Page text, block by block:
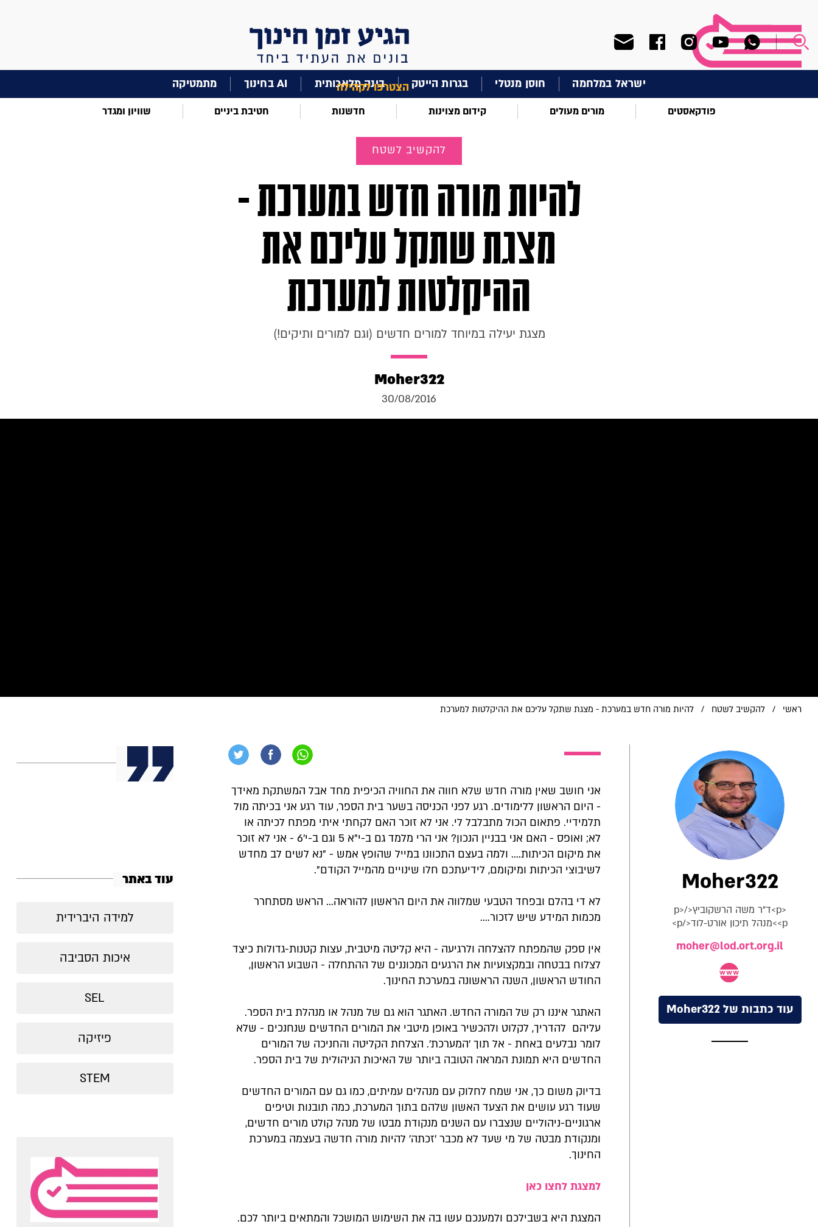
הצטרפו לקהילה ישראל במלחמה חוסן מנטלי בגרות הייטק בינה מלאכותית AI בחינוך מתמטיקה
פודקאסטים מורים מעולים קידום מצוינות חדשנות חטיבת ביניים שוויון ומגדר
להקשיב לשטח
להיות מורה חדש במערכת -
מצגת שתקל עליכם את
ההיקלטות למערכת
מצגת יעילה במיוחד למורים חדשים (וגם למורים ותיקים!)
Moher322
30/08/2016
ראשי / להקשיב לשטח / להיות מורה חדש במערכת - מצגת שתקל עליכם את ההיקלטות למערכת
אני חושב שאין מורה חדש שלא חווה את החוויה הכיפית מחד אבל המשתקת מאידך
- היום הראשון ללימודים. רגע לפני הכניסה בשער בית הספר, עוד רגע אני בכיתה מול
תלמידיי. פתאום הכול מתבלבל לי. אני לא זוכר האם לקחתי איתי מפתח לכיתה או
לא; ואופס - האם אני בבניין הנכון? אני הרי מלמד גם ב-י"א 5 וגם ב-י'6 - אני לא זוכר
את מיקום הכיתות.... ולמה בעצם התכוונו במייל שהופץ אמש - "נא לשים לב מחדש
לשיבוצי הכיתות ומיקומם, לידיעתכם חלו שינויים מהמייל הקודם".
לא די בהלם ובפחד הטבעי שמלווה את היום הראשון להוראה... הראש מסתחרר
מכמות המידע שיש לזכור....
אין ספק שהמפתח להצלחה ולרגיעה - היא קליטה מיטבית, עצות קטנות-גדולות כיצד
לצלוח בבטחה ובמקצועיות את הרגעים המכוננים של ההתחלה - השבוע הראשון,
החודש הראשון, השנה הראשונה במערכת החינוך.
האתגר איננו רק של המורה החדש. האתגר הוא גם של מנהל או מנהלת בית הספר.
עליהם להדריך, לקלוט ולהכשיר באופן מיטבי את המורים החדשים שנחנכים - שלא
לומר נבלעים באחת - אל תוך 'המערכת'. הצלחת הקליטה והחניכה של המורים
החדשים היא תמונת המראה הטובה ביותר של האיכות הניהולית של בית הספר.
בדיוק משום כך, אני שמח לחלוק עם מנהלים עמיתים, כמו גם עם המורים החדשים
שעוד רגע עושים את הצעד האשון שלהם בתוך המערכת, כמה תובנות וטיפים
ארגוניים-ניהוליים שנצברו עם השנים מנקודת מבטו של מנהל קולט מורים חדשים,
ומנקודת מבטה של מי שעד לא מכבר 'זכתה' להיות מורה חדשה בעצמה במערכת
החינוך.
למצגת לחצו כאן
המצגת היא בשבילכם ולמענכם עשו בה את השימוש המושכל והמתאים ביותר לכם.
Moher322
<p>ד"ר משה הרשקוביץ</p>
<p>מנהל תיכון אורט-לוד</p>
moher@lod.ort.org.il
עוד כתבות של Moher322
עוד באתר
למידה היברידית
איכות הסביבה
SEL
פיזיקה
STEM